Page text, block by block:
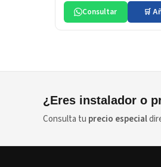
Consultar 🛒
¿Eres instalador o
Consulta tu precio especial